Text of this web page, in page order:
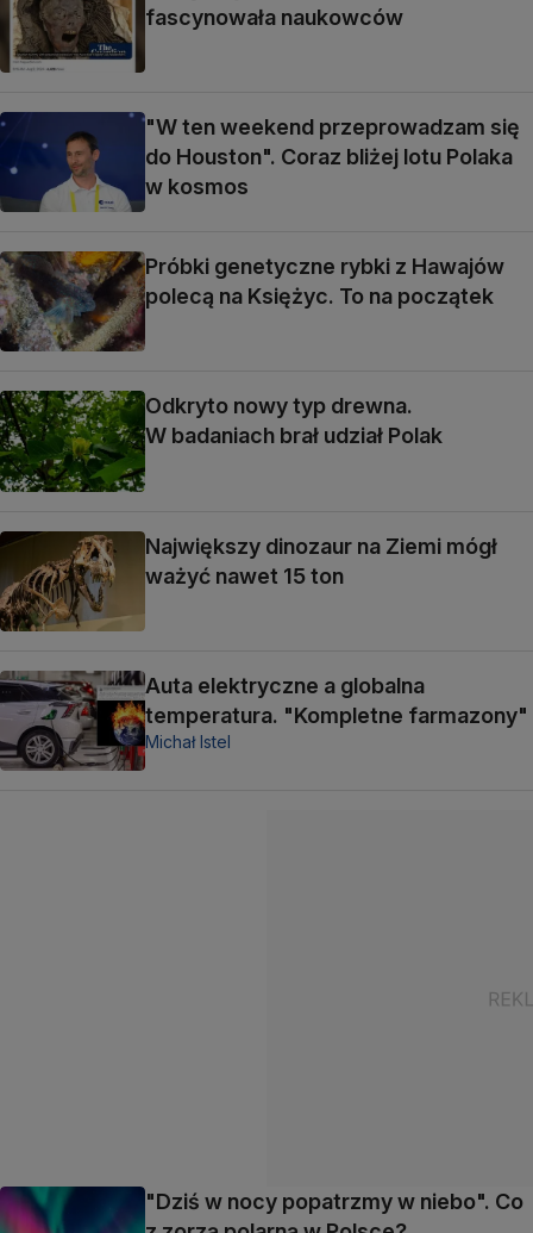
fascynowała naukowców
"W ten weekend przeprowadzam się
do Houston". Coraz bliżej lotu Polaka
w kosmos
Próbki genetyczne rybki z Hawajów
polecą na Księżyc. To na początek
Odkryto nowy typ drewna.
W badaniach brał udział Polak
Największy dinozaur na Ziemi mógł
ważyć nawet 15 ton
Auta elektryczne a globalna
temperatura. "Kompletne farmazony"
Michał Istel
"Dziś w nocy popatrzmy w niebo". Co